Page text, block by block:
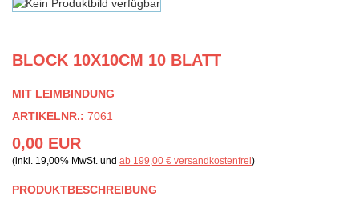
BLOCK 10X10CM 10 BLATT
MIT LEIMBINDUNG
ARTIKELNR.: 7061
0,00 EUR
(inkl. 19,00% MwSt. und ab 199,00 € versandkostenfrei)
PRODUKTBESCHREIBUNG